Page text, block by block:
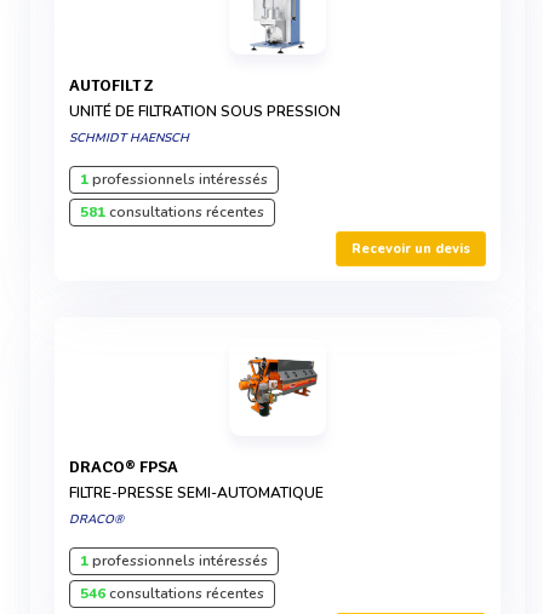
AUTOFILT Z
UNITÉ DE FILTRATION SOUS PRESSION
SCHMIDT HAENSCH
1professionnels intéressés
581consultations récentes
Recevoir un devis
DRACO® FPSA
FILTRE-PRESSE SEMI-AUTOMATIQUE
DRACO®
1professionnels intéressés
546consultations récentes